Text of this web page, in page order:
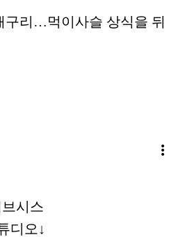
구리…먹이사슬 상식을 뒤
more_vert
시스
디오↓